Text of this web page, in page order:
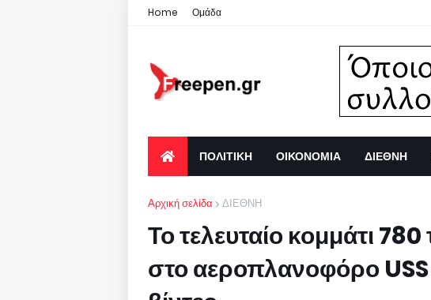
Home Ομάδα
ΠΟΛΙΤΙΚΗ ΟΙΚΟΝΟΜΙΑ ΔΙΕΘΝΗ
Αρχική σελίδα ΔΙΕΘΝΗ
Το τελευταίο κομμάτι
στο αεροπλανοφόρο